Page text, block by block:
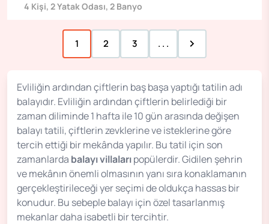
4 Kişi, 2Yatak Odası, 2 Banyo
1 2 3 . . .
Evliliğin ardından çiftlerin baş başa yaptığı tatilin adı
balayıdır. Evliliğin ardından çiftlerin belirlediği bir
zaman diliminde 1 hafta ile 10 gün arasında değişen
balayı tatili, çiftlerin zevklerine ve isteklerine göre
tercih ettiği bir mekânda yapılır. Bu tatil için son
zamanlarda balayı villalarıpopülerdir. Gidilen şehrin
ve mekânın önemli olmasının yanı sıra konaklamanın
gerçekleştirileceği yer seçimi de oldukça hassas bir
konudur. Bu sebeple balayı için özel tasarlanmış
mekanlar daha isabetli bir tercihtir.